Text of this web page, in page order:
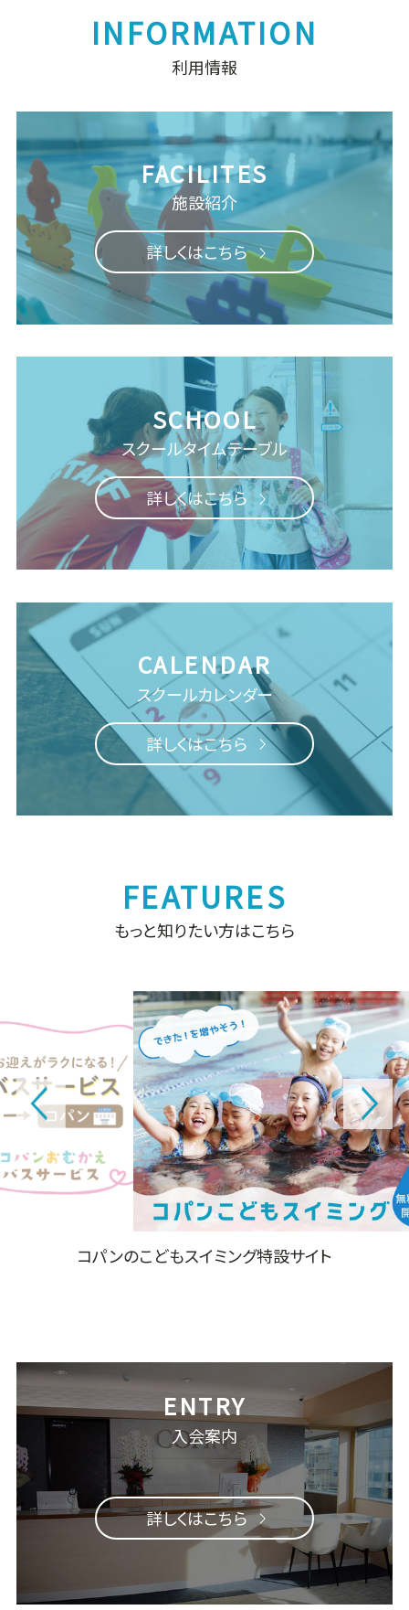
利用情報
施設紹介
詳しくはこちら
スクールタイムテーブル
詳しくはこちら
スクールカレンダー
詳しくはこちら
もっと知りたい方はこちら
コパンのこどもスイミング特設サイト
入会案内
詳しくはこちら